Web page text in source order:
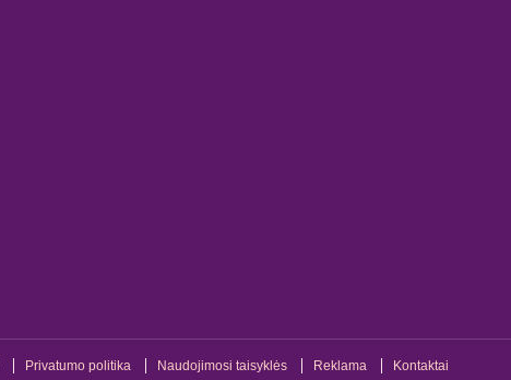
Privatumo politika Naudojimosi taisyklės Reklama Kontaktai